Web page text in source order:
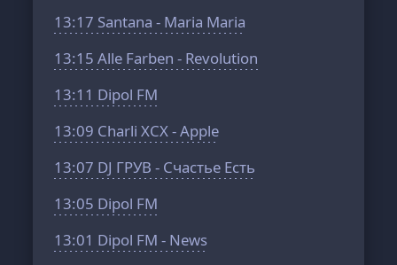
13:17 Santana - Maria Maria
13:15 Alle Farben - Revolution
13:11 Dipol FM
13:09 Charli XCX - Apple
13:07 DJ ГРУВ - Счастье Есть
13:05 Dipol FM
13:01 Dipol FM - News